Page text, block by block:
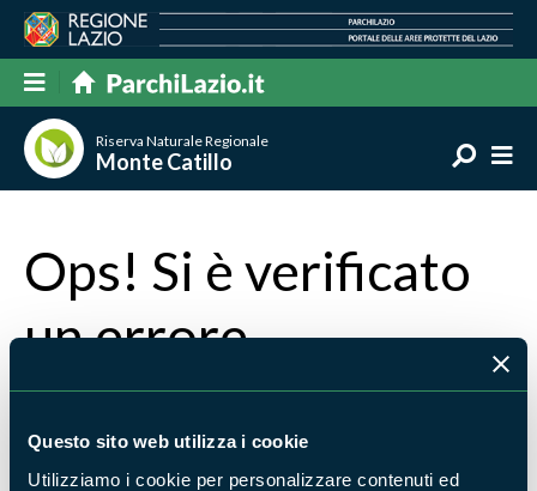
Questo sito web utilizza i cookie
Utilizziamo i cookie per personalizzare contenuti ed
Riserva Naturale Regionale
Monte Catillo
Ops! Si è verificato
un errore
La pagina che stai cercando non è stata trovata
Torna alla home oppure scrivi cosa stavi cercando e
premi invio per avviare la ricerca